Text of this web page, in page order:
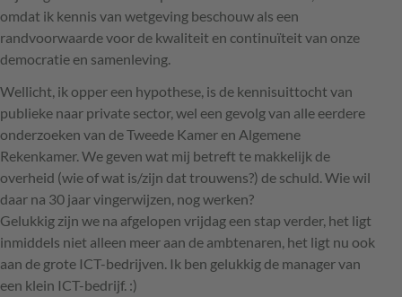
omdat ik kennis van wetgeving beschouw als een
randvoorwaarde voor de kwaliteit en continuïteit van onze
democratie en samenleving.
Wellicht, ik opper een hypothese, is de kennisuittocht van
publieke naar private sector, wel een gevolg van alle eerdere
onderzoeken van de Tweede Kamer en Algemene
Rekenkamer. We geven wat mij betreft te makkelijk de
overheid (wie of wat is/zijn dat trouwens?) de schuld. Wie wil
daar na 30 jaar vingerwijzen, nog werken?
Gelukkig zijn we na afgelopen vrijdag een stap verder, het ligt
inmiddels niet alleen meer aan de ambtenaren, het ligt nu ook
aan de grote ICT-bedrijven. Ik ben gelukkig de manager van
een klein ICT-bedrijf. :)